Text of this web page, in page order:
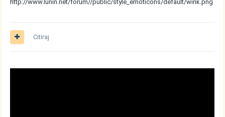
http://www.lunin.net/forum//public/style_emoticons/default/wink.png
Citiraj